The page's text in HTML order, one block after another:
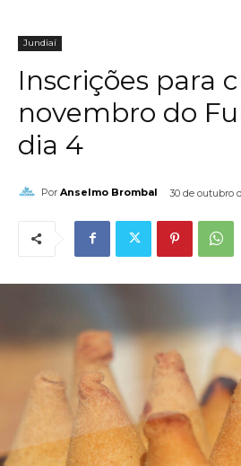
Jundiaí
Inscrições para
novembro do
dia 4
Por Anselmo Brombal 30 de outubro